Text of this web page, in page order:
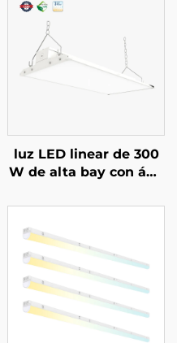
luz LED linear de 300
W de alta bay con áng
dos, garantía de 5 año
s, luminaria LED linear
de 4 pies para almace